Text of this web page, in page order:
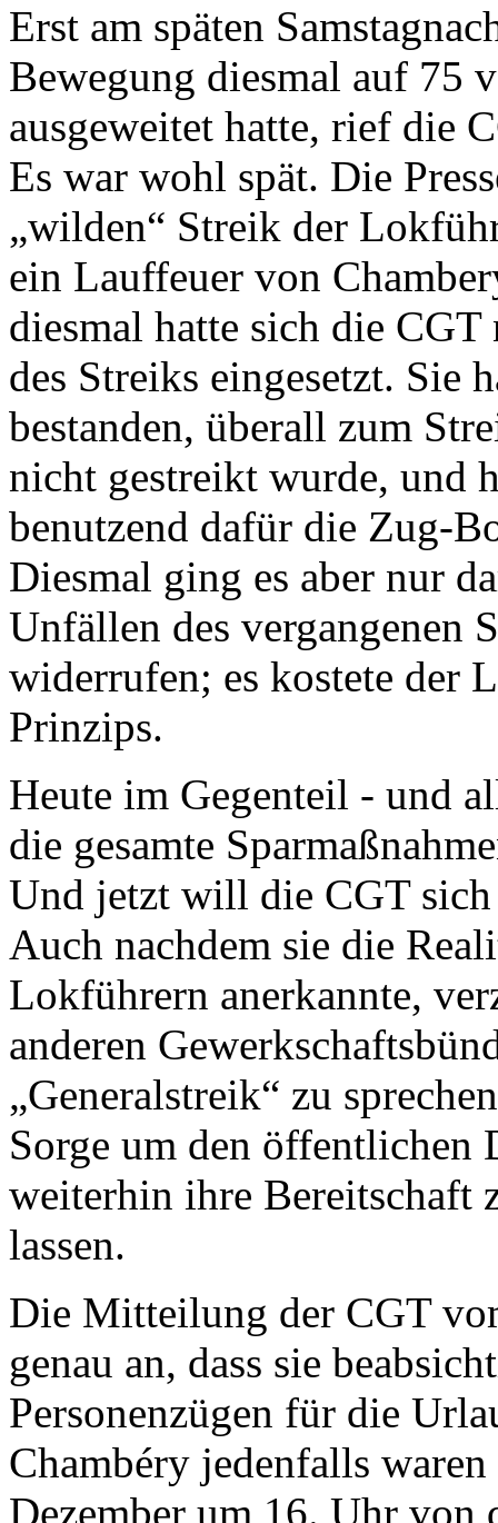
Erst am späten
Bewegung diesmal auf 75
ausgeweitet hatte, rief die
Es war wohl spät. Die
„wilden“ Streik der
ein Lauffeuer von
diesmal hatte sich die
des Streiks eingesetzt. Sie
bestanden, überall zum
nicht gestreikt wurde, und
benutzend dafür die Zug-
Diesmal ging es aber nur
Unfällen des vergangenen
widerrufen; es kostete der
Prinzips.
Heute im Gegenteil - und
die gesamte
Und jetzt will die CGT
Auch nachdem sie die
Lokführern anerkannte,
anderen
„Generalstreik“ zu
Sorge um den öffentlichen
weiterhin ihre Bereitschaft
lassen.
Die Mitteilung der CGT
genau an, dass sie
Personenzügen für die
Chambéry jedenfalls
Dezember um 16. Uhr von